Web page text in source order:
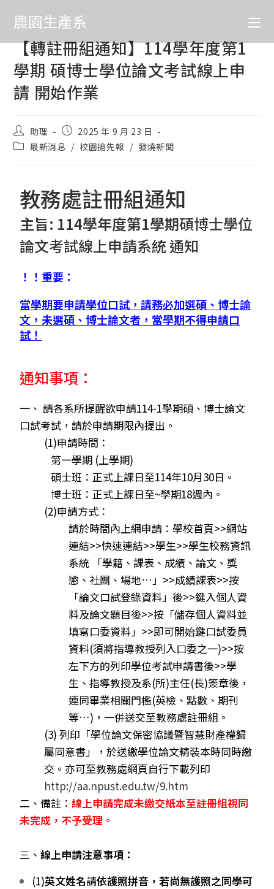
農園生產系
【轉註冊組通知】114學年度第1
學期 碩博士學位論文考試線上申
請 開始作業
助理
2025 年 9 月 23 日
最新消息 / 校園搶先報 / 發燒新聞
教務處註冊組通知
主旨: 114學年度第1學期碩博士學位
論文考試線上申請系統 通知
！！重要：
當學期要申請學位口試，請務必加選碩、博士論
文，未選碩、博士論文者，當學期不得申請口
試！
通知事項：
一、 請各系所提醒欲申請114-1學期碩、博士論文
口試考試，請於申請期限內提出。
(1)申請時間：
第一學期 (上學期)
碩士班：正式上課日至114年10月30日。
博士班：正式上課日至~學期18週內。
(2)申請方式：
請於時間內上網申請：學校首頁>>網站
連結>>快速連結>>學生>>學生校務資訊
系統 「學籍、課表、成績、論文、獎
懲、社團、場地…」>>成績課表>>按
「論文口試登錄資料」後>>鍵入個人資
料及論文題目後>>按「儲存個人資料並
填寫口委資料」>>即可開始鍵口試委員
資料(須將指導教授列入口委之一)>>按
左下方的列印學位考試申請書後>>學
生、指導教授及系(所)主任(長)簽章後，
連同畢業相關門檻(英檢、點數、期刊
等…)，一併送交至教務處註冊組。
(3) 列印「學位論文保密協議暨智慧財產權歸
屬同意書」，於送繳學位論文精裝本時同時繳
交。 亦可至教務處網頁自行下載列印
http://aa.npust.edu.tw/9.htm
二、備註：線上申請完成未繳交紙本至註冊組視同
未完成，不予受理。
三、線上申請注意事項：
(1)英文姓名請依護照拼音，若尚無護照之同學可